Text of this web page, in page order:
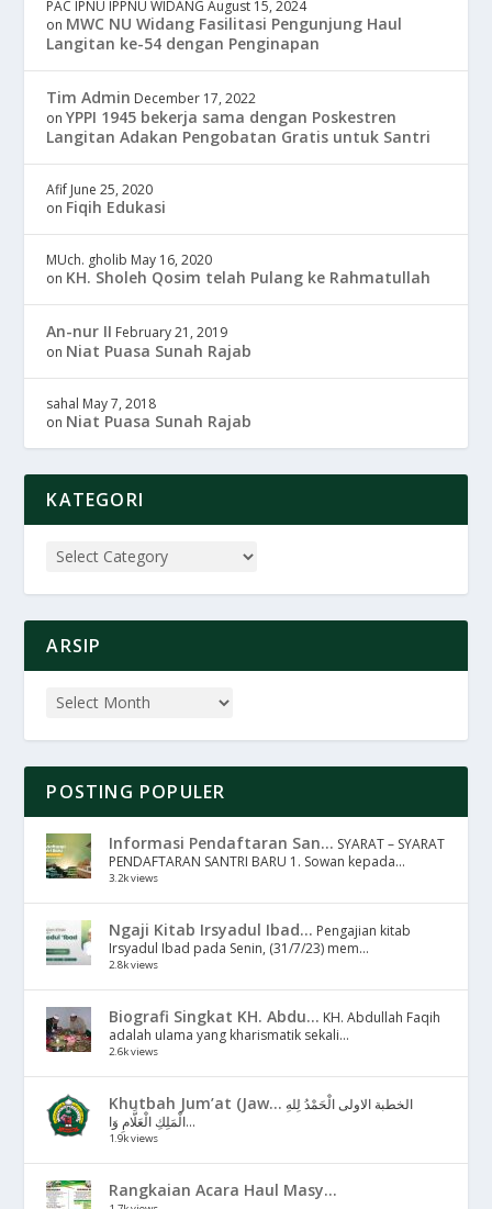
PAC IPNU IPPNU WIDANG August 15, 2024
on MWC NU Widang Fasilitasi Pengunjung Haul
Langitan ke-54 dengan Penginapan
Tim Admin December 17, 2022
onYPPI 1945 bekerja sama dengan Poskestren
Langitan Adakan Pengobatan Gratis untuk Santri
Afif June 25, 2020
on Fiqih Edukasi
MUch. gholib May 16, 2020
on KH. Sholeh Qosim telah Pulang ke Rahmatullah
An-nur II February 21, 2019
on Niat Puasa Sunah Rajab
sahal May 7, 2018
on Niat Puasa Sunah Rajab
KATEGORI
ARSIP
POSTING POPULER
Informasi Pendaftaran San... SYARAT – SYARAT
PENDAFTARAN SANTRI BARU 1. Sowan kepada...
3.2k views
Ngaji Kitab Irsyadul Ibad... Pengajian kitab
Irsyadul Ibad pada Senin, (31/7/23) mem...
2.8k views
Biografi Singkat KH. Abdu... KH. Abdullah Faqih
adalah ulama yang kharismatik sekali...
2.6k views
Khutbah Jum’at (Jaw... الخطبة الاولى الْحَمْدُ لِلهِ
الْمَلِكِ الْعَلَّامِ وَا...
1.9k views
Rangkaian Acara Haul Masy...